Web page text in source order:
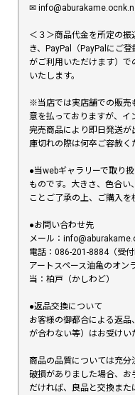
✉︎
＜３＞商品代金を所定の振
き、PayPal（PayPalにご
がご利用いただけます）
いたします。
※当店では実店舗での販売
意を払っておりますが、イ
完売商品により即日発送が
庫切れの際は何卒ご容赦く
●当webギャラリーで取り
ものです。大きさ、色合
ことご了承の上、ご購入を
●お問い合わせ先
メール：
電話：086-201-8884（受
アートスペース油亀のオ
当：柏戸（かしわど）
●返品交換について
お客様の御都合による返
が合わない等）はお受けい
商品の品質については充分
破損がありました場合、
だければ、良品と交換また